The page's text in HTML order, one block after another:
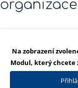
organizace
Na zobrazení
Modul, který chcete